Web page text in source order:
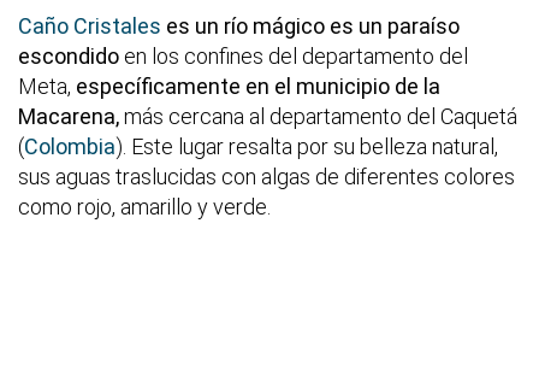
Caño Cristales es un río mágico es un paraíso
escondido en los confines del departamento del
Meta, específicamente en el municipio de la
Macarena,más cercana al departamento del Caquetá
(Colombia). Este lugar resalta por su belleza natural,
sus aguas traslucidas con algas de diferentes colores
como rojo, amarillo y verde.